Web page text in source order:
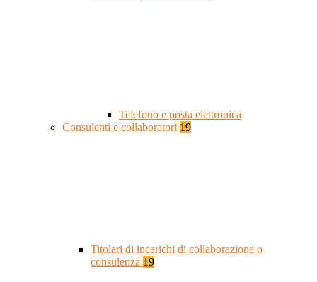
Telefono e posta elettronica
Consulenti e collaboratori 19
Titolari di incarichi di collaborazione o
consulenza 19